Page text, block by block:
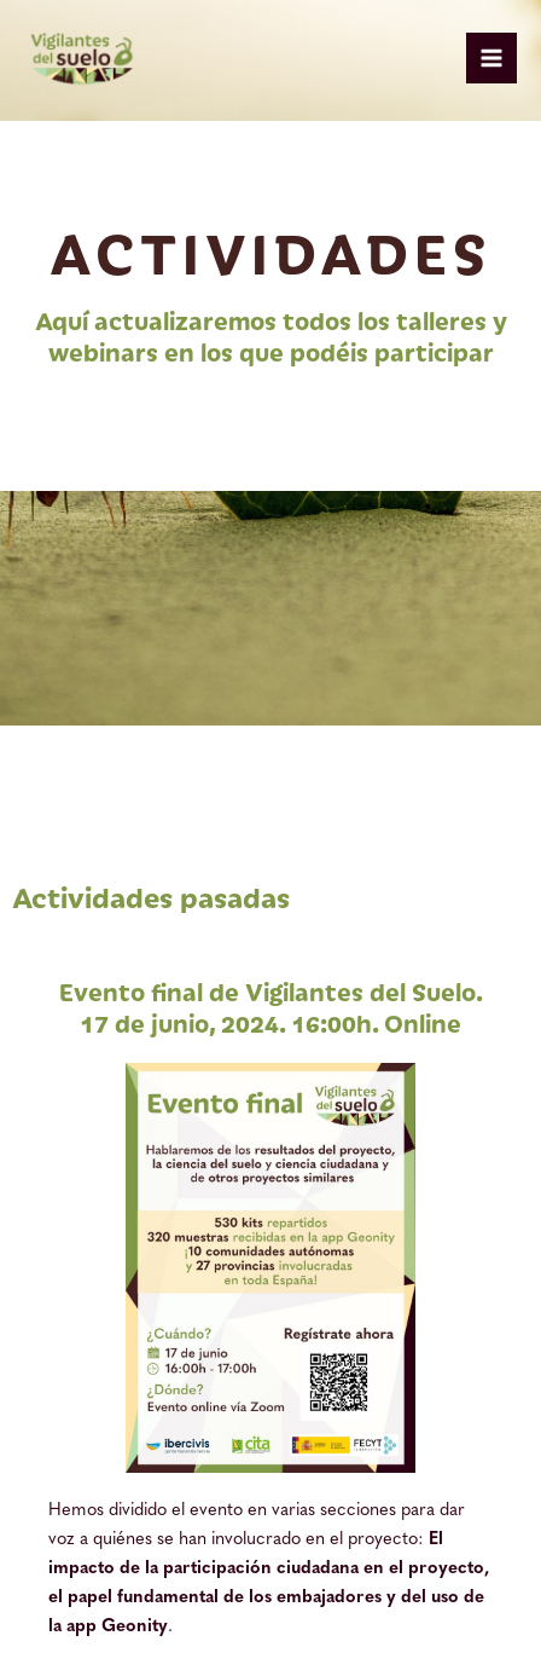
contenido
ACTIVIDADES
Aquí actualizaremos todos los talleres y
webinars en los que podéis participar
Actividades pasadas
Evento final de Vigilantes del Suelo.
17 de junio, 2024. 16:00h. Online
Hemos dividido el evento en varias secciones para dar
voz a quiénes se han involucrado en el proyecto: El
impacto de la participación ciudadana en el proyecto,
el papel fundamental de los embajadores y del uso de
la app Geonity.